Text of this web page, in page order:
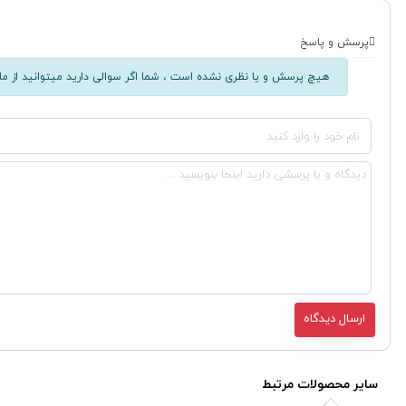
پرسش و پاسخ
هیچ پرسش و یا نظری نشده است ، شما اگر سوالی دارید میتوانید از
سایر محصولات مرتبط